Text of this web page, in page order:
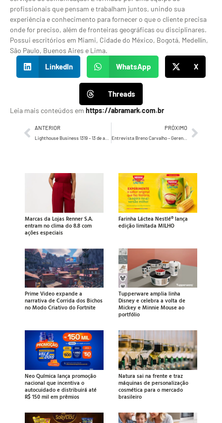
profissionais que pensam e trabalham juntos, unindo sua
experiência e conhecimento para fornecer o que o cliente precisa
onde for preciso, além de fronteiras geográficas ou disciplinares.
Possui escritórios em Miami, Cidade do México, Bogotá, Medellín,
São Paulo, Buenos Aires e Lima.
LinkedIn WhatsApp X
Threads
Leia mais conteúdos em https://abramark.com.br
ANTERIOR PRÓXIMO
Entrevista Breno Carvalho – Gerente de Marketing da Santa Helena Alimentos
Marcas da Lojas Renner S.A.
entram no clima do 8.8 com
ações especiais
Farinha Láctea Nestlé® lança
edição limitada MILHO
Prime Video expande a
narrativa de Corrida dos Bichos
no Modo Criativo do Fortnite
Tupperware amplia linha
Disney e celebra a volta de
Mickey e Minnie Mouse ao
portfólio
Neo Química lança promoção
nacional que incentiva o
autocuidado e distribuirá até
R$ 150 mil em prêmios
Natura sai na frente e traz
máquinas de personalização
cosmética para o mercado
brasileiro